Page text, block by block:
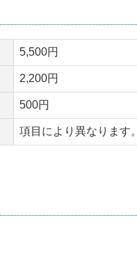
5,500円
2,200円
500円
項目により異なります。